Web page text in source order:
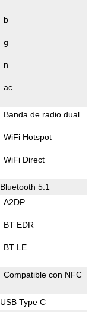
b
g
n
ac
Banda de radio dual
WiFi Hotspot
WiFi Direct
Bluetooth 5.1
A2DP
BT EDR
BT LE
Compatible con NFC
USB Type C